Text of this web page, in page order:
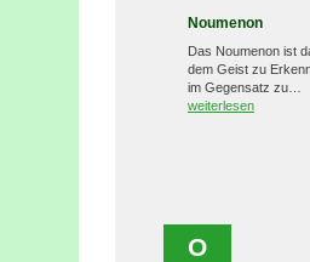
Noumenon
Das Noumenon ist
dem Geist zu
im Gegensatz zu…
weiterlesen
O